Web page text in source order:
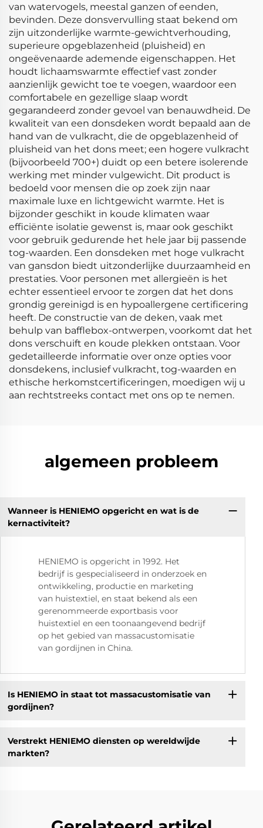
van watervogels, meestal ganzen of eenden,
bevinden. Deze donsvervulling staat bekend om
zijn uitzonderlijke warmte-gewichtverhouding,
superieure opgeblazenheid (pluisheid) en
ongeëvenaarde ademende eigenschappen. Het
houdt lichaamswarmte effectief vast zonder
aanzienlijk gewicht toe te voegen, waardoor een
comfortabele en gezellige slaap wordt
gegarandeerd zonder gevoel van benauwdheid. De
kwaliteit van een donsdeken wordt bepaald aan de
hand van de vulkracht, die de opgeblazenheid of
pluisheid van het dons meet; een hogere vulkracht
(bijvoorbeeld 700+) duidt op een betere isolerende
werking met minder vulgewicht. Dit product is
bedoeld voor mensen die op zoek zijn naar
maximale luxe en lichtgewicht warmte. Het is
bijzonder geschikt in koude klimaten waar
efficiënte isolatie gewenst is, maar ook geschikt
voor gebruik gedurende het hele jaar bij passende
tog-waarden. Een donsdeken met hoge vulkracht
van gansdon biedt uitzonderlijke duurzaamheid en
prestaties. Voor personen met allergieën is het
echter essentieel ervoor te zorgen dat het dons
grondig gereinigd is en hypoallergene certificering
heeft. De constructie van de deken, vaak met
behulp van bafflebox-ontwerpen, voorkomt dat het
dons verschuift en koude plekken ontstaan. Voor
gedetailleerde informatie over onze opties voor
donsdekens, inclusief vulkracht, tog-waarden en
ethische herkomstcertificeringen, moedigen wij u
aan rechtstreeks contact met ons op te nemen.
algemeen probleem
Wanneer is HENIEMO opgericht en wat is de
kernactiviteit?
HENIEMO is opgericht in 1992. Het
bedrijf is gespecialiseerd in onderzoek en
ontwikkeling, productie en marketing
van huistextiel, en staat bekend als een
gerenommeerde exportbasis voor
huistextiel en een toonaangevend bedrijf
op het gebied van massacustomisatie
van gordijnen in China.
Is HENIEMO in staat tot massacustomisatie van
gordijnen?
Verstrekt HENIEMO diensten op wereldwijde
markten?